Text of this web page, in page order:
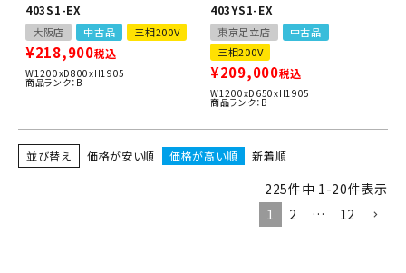
403S1-EX
大阪店 中古品 三相200V
¥218,900税込
W1200xD800xH1905
商品ランク：B
403YS1-EX
東京足立店
中古品
三相200V
¥209,000税込
W1200xD650xH1905
商品ランク：B
並び替え 価格が安い順 価格が高い順 新着順
225件中 1 -20件表示
1
2 … 12